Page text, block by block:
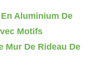
Aluminium De
Motifs
Mur De Rideau De